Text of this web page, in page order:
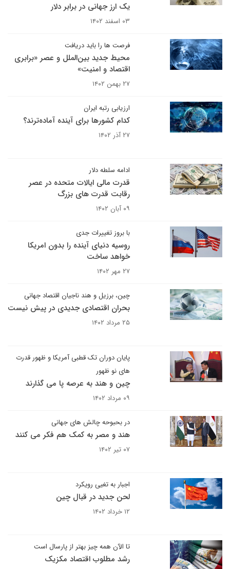
یک ارز جهانی در برابر دلار
۰۳ اسفند ۱۴۰۲
فرصت ها را باید دریافت
محیط جدید بین‌الملل و عصر «برابری
اقتصاد و امنیت»
۲۷ بهمن ۱۴۰۲
ارزیابی رتبه ایران
کدام کشورها برای آینده آماده‌ترند؟
۲۷ آذر ۱۴۰۲
ادامه سلطه دلار
قدرت مالی ایالات متحده در عصر
رقابت قدرت های بزرگ
۰۹ آبان ۱۴۰۲
با بروز تغییرات جدی
روسیه دنیای آینده را بدون امریکا
خواهد ساخت
۲۷ مهر ۱۴۰۲
چین، برزیل و هند ناجیان اقتصاد جهانی
بحران اقتصادی جدیدی در پیش نیست
۲۵ مرداد ۱۴۰۲
پایان دوران تک قطبی آمریکا و ظهور قدرت
های نو ظهور
چین و هند به عرصه پا می گذارند
۰۹ مرداد ۱۴۰۲
در بحبوحه چالش های جهانی
هند و مصر به کمک هم فکر می کنند
۰۷ تیر ۱۴۰۲
اجبار به تغیی رویکرد
لحن جدید در قبال چین
۱۲ خرداد ۱۴۰۲
تا الآن همه چیز بهتر از پارسال است
رشد مطلوب اقتصاد مکزیک